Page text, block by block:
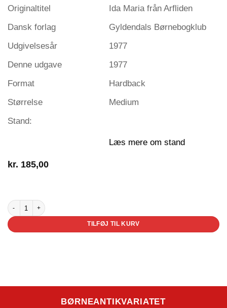
Originaltitel
Ida Maria från Arfliden
Dansk forlag
Gyldendals Børnebogklub
Udgivelsesår
1977
Denne udgave
1977
Format
Hardback
Størrelse
Medium
Stand:
Læs mere om stand
kr. 185,00
Ida Maria fra Norrland antal
TILFØJ TIL KURV
BØRNEANTIKVARIATET